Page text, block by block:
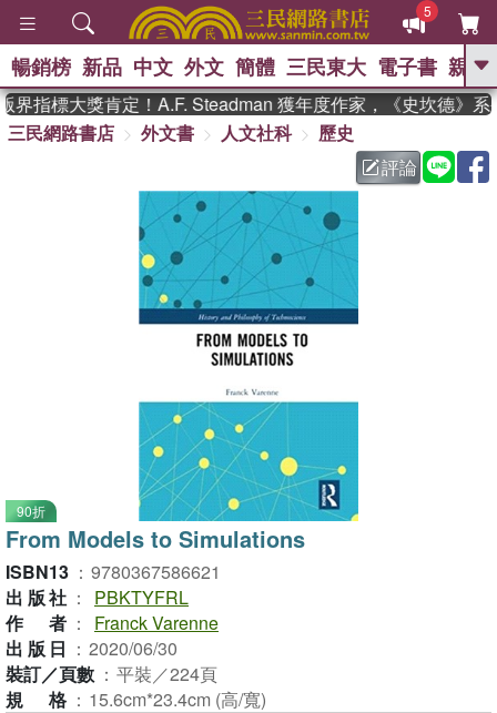
5
GO
熱搜： 東野圭吾 、
父親節 、 如果歷
暑期推薦 、 國際布克
獎 臺灣漫遊錄
登輝時代 、 數學女孩：黎曼猜想
偉大的迷走神經
暢銷榜 新品 中文 外文 簡體 三民東大 電子書 親子
指標大獎肯定！A.F. Steadman 獲年度作家，《史坎德》系
三民網路書店
外文書 人文社科
歷史
評論
90折
From Models to Simulations
ISBN13 ： 9780367586621
出版社 ：
PBKTYFRL
作者 ：
Franck Varenne
出版日 ： 2020/06/30
裝訂／頁數 ： 平裝／224頁
規格 ： 15.6cm*23.4cm (高/寬)